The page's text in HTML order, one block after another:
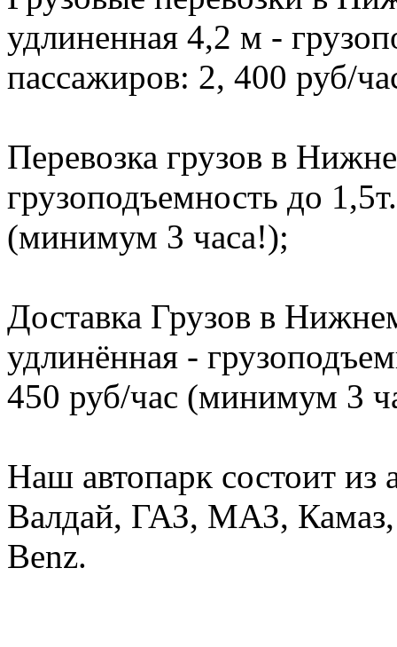
удлиненная 4,2 м -
пассажиров: 2, 400 руб/
Перевозка грузов в
грузоподъемность до
(минимум 3 часа!);
Доставка Грузов в
удлинённая -
450 руб/час (минимум 3
Наш автопарк состоит из
Валдай, ГАЗ, МАЗ, Камаз,
Benz.